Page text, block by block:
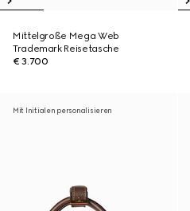
Mittelgroße Mega Web
Trademark Reisetasche
€ 3.700
Mit Initialen personalisieren